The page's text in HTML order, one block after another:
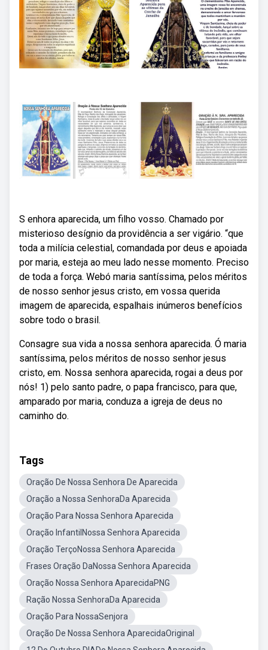
S enhora aparecida, um filho vosso. Chamado por
misterioso desígnio da providência a ser vigário. “que
toda a milícia celestial, comandada por deus e apoiada
por maria, esteja ao meu lado nesse momento. Preciso
de toda a força. Webó maria santíssima, pelos méritos
de nosso senhor jesus cristo, em vossa querida
imagem de aparecida, espalhais inúmeros benefícios
sobre todo o brasil.
Consagre sua vida a nossa senhora aparecida. Ó maria
santíssima, pelos méritos de nosso senhor jesus
cristo, em. Nossa senhora aparecida, rogai a deus por
nós! 1) pelo santo padre, o papa francisco, para que,
amparado por maria, conduza a igreja de deus no
caminho do.
Tags
Oração De Nossa Senhora De Aparecida
Oração a Nossa SenhoraDa Aparecida
Oração Para Nossa Senhora Aparecida
Oração InfantilNossa Senhora Aparecida
Oração TerçoNossa Senhora Aparecida
Frases Oração DaNossa Senhora Aparecida
Oração Nossa Senhora AparecidaPNG
Ração Nossa SenhoraDa Aparecida
Oração Para NossaSenjora
Oração De Nossa Senhora AparecidaOriginal